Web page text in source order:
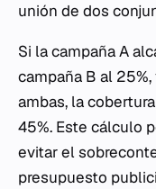
unión de dos
Si la campaña A
campaña B al
ambas, la
45%. Este cálculo
evitar el
presupuesto